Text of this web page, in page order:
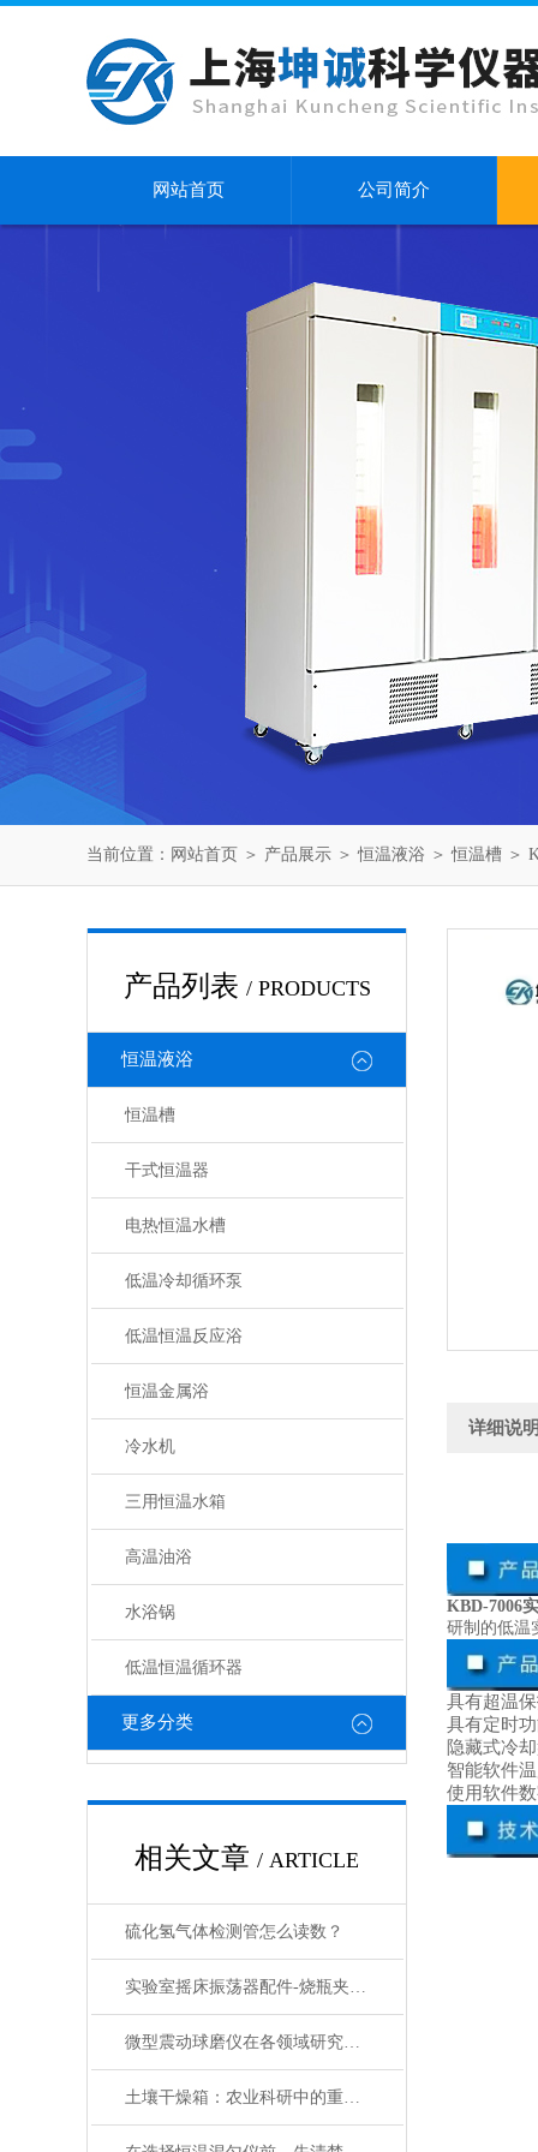
网站首页 公司简介
当前位置： 网站首页 ＞ 产品展示 ＞恒温液浴 ＞恒温槽 ＞
产品列表 / PRODUCTS
恒温液浴
恒温槽
干式恒温器
电热恒温水槽
低温冷却循环泵
低温恒温反应浴
恒温金属浴
冷水机
三用恒温水箱
高温油浴
水浴锅
低温恒温循环器
更多分类
相关文章 / ARTICLE
硫化氢气体检测管怎么读数？
实验室摇床振荡器配件-烧瓶夹具的分类和介绍
微型震动球磨仪在各领域研究中的应用
土壤干燥箱：农业科研中的重要工具
详细说明
KBD-7006
研制的低温
具有超温
具有定时
隐藏式冷
智能软件
使用软件